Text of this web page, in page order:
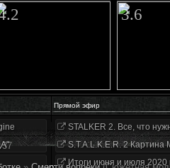
3.6
Прямой эфир
STALKER 2. Все, что
S.T.A.L.K.E.R. 2 Картина
Итоги июня и июля 2020
37